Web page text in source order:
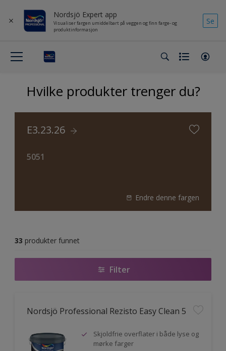
Nordsjö Expert app
Visualiser fargen umiddelbart på veggen og finn farge- og
produktinformasjon
Se
Hvilke produkter trenger du?
E3.23.26
5051
Endre denne fargen
33 produkter funnet
Filter
Nordsjö Professional Rezisto Easy Clean 5
Skjoldfrie overflater i både lyse og
mørke farger